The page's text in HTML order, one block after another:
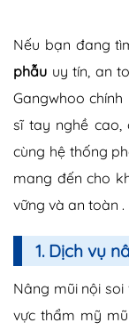
Nếu bạn đang
phẫu uy tín, an
Gangwhoo
sĩ tay nghề cao,
cùng hệ thống
mang đến cho
vững và an toàn .
1. Dịch vụ
Nâng mũi nội
vực thẩm mỹ